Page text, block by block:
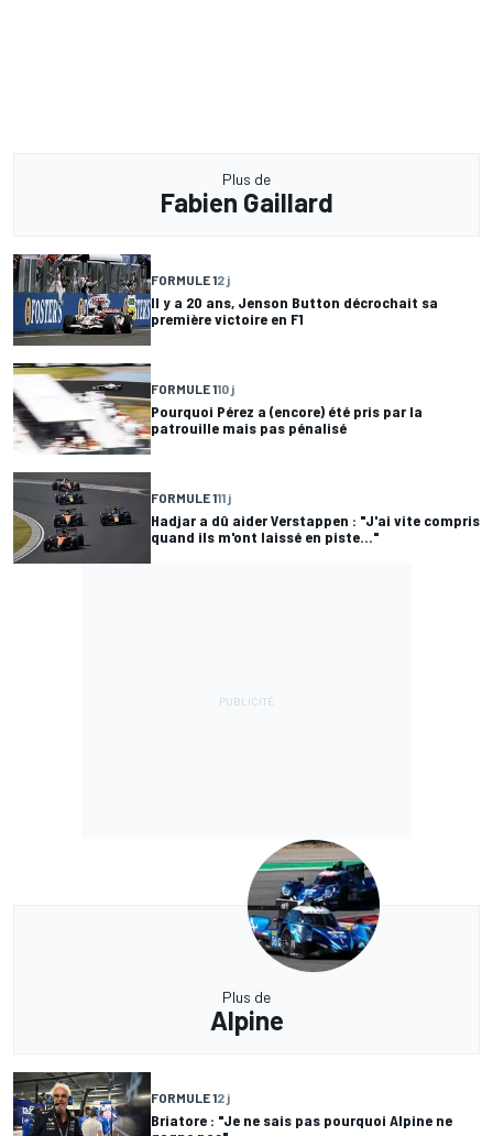
Plus de
Fabien Gaillard
FORMULE 12 j
Il y a 20 ans, Jenson Button décrochait sa
première victoire en F1
FORMULE 110 j
Pourquoi Pérez a (encore) été pris par la
patrouille mais pas pénalisé
FORMULE 111 j
Hadjar a dû aider Verstappen : "J'ai vite compris
quand ils m'ont laissé en piste..."
Plus de
Alpine
FORMULE 12 j
Briatore : "Je ne sais pas pourquoi Alpine ne